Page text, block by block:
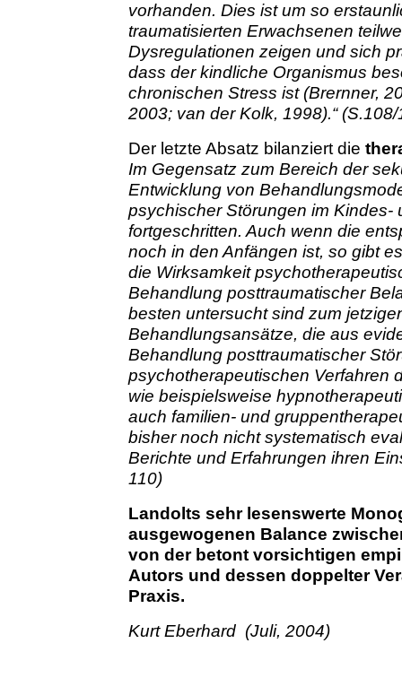
vorhanden. Dies ist um so
traumatisierten Erwachsenen
Dysregulationen zeigen und sich
dass der kindliche Organismus
chronischen Stress ist (Brernner,
2003; van der Kolk, 1998).“
Der letzte Absatz bilanziert die
Im Gegensatz zum Bereich der
Entwicklung von
psychischer Störungen im Kindes-
fortgeschritten. Auch wenn die
noch in den Anfängen ist, so gibt
die Wirksamkeit
Behandlung posttraumatischer
besten untersucht sind zum
Behandlungsansätze, die aus
Behandlung posttraumatischer
psychotherapeutischen Verfahren
wie beispielsweise
auch familien- und
bisher noch nicht systematisch
Berichte und Erfahrungen ihren
110)
Landolts sehr lesenswerte
ausgewogenen Balance
von der betont vorsichtigen
Autors und dessen doppelter
Praxis.
Kurt Eberhard (Juli, 2004)